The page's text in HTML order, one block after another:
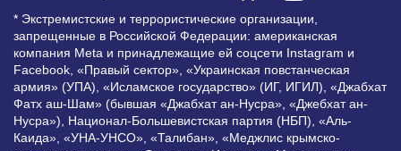
* Экстремистские и террористические организации,
запрещенные в Российской Федерации: американская
компания Meta и принадлежащие ей соцсети Instagram и
Facebook, «Правый сектор», «Украинская повстанческая
армия» (УПА), «Исламское государство» (ИГ, ИГИЛ), «Джабхат
Фатх аш-Шам» (бывшая «Джабхат ан-Нусра», «Джебхат ан-
Нусра»), Национал-Большевистская партия (НБП), «Аль-
Каида», «УНА-УНСО», «Талибан», «Меджлис крымско-